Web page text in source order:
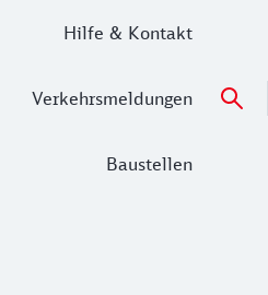
Hilfe & Kontakt
Verkehrsmeldungen
Baustellen